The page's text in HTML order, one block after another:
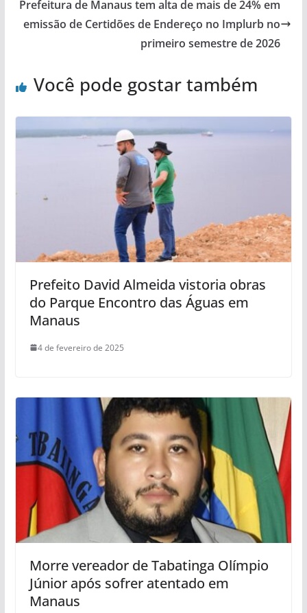
Prefeitura de Manaus tem alta de mais de 24% em
emissão de Certidões de Endereço no Implurb no
primeiro semestre de 2026
Você pode gostar também
Prefeito David Almeida vistoria obras
do Parque Encontro das Águas em
Manaus
4 de fevereiro de 2025
Morre vereador de Tabatinga Olímpio
Júnior após sofrer atentado em
Manaus